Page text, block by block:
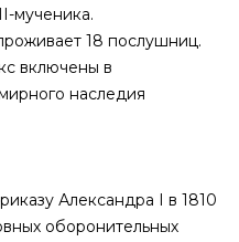
мученика.
18 послушниц.
включены в
наследия
Александра I в 1810
оборонительных